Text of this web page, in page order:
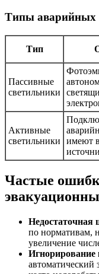
Типы аварийных
Тип
Пассивные
светильники
Активные
светильники
имеют
Частые
Недостаточная
по нормативам,
увеличение
Игнорирование
автоматический